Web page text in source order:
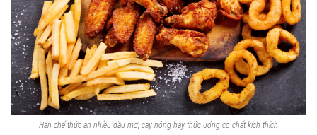
Hạn chế thức ăn nhiều dầu mỡ, cay nóng hay thức uống có chất kích thích